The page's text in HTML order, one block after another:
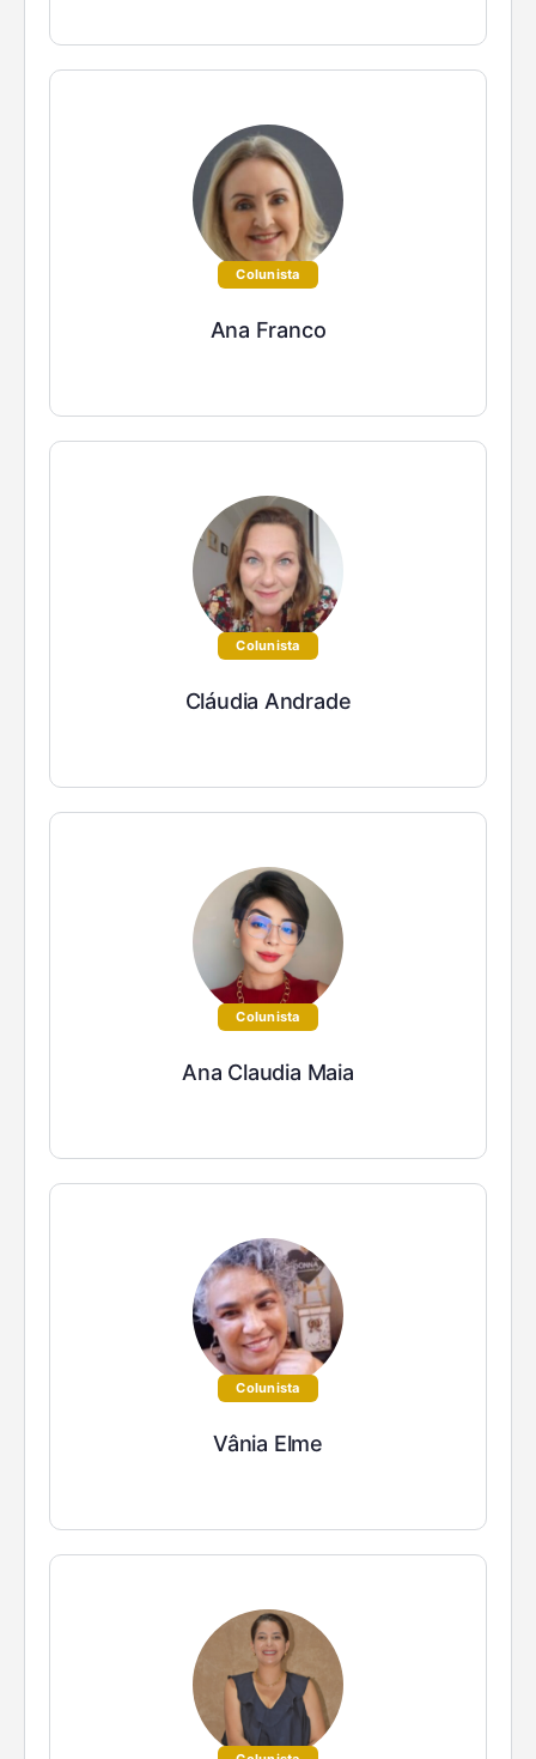
Colunista
Ana Franco
Colunista
Cláudia Andrade
Colunista
Ana Claudia Maia
Colunista
Vânia Elme